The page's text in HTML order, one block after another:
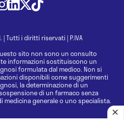
| Tutti i diritti riservati | P.IVA
sito non sono un consulto
informazioni sostituiscono un
formulata dal medico. Non si
disponibili come suggerimenti
la determinazione di un
di un farmaco senza
medicina generale o uno specialista.